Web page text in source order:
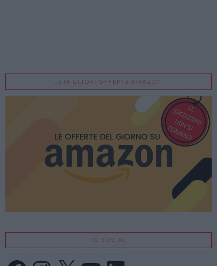
LE MIGLIORI OFFERTE AMAZON
TG SOCIAL
FacebookInstagram
X LinkedIn